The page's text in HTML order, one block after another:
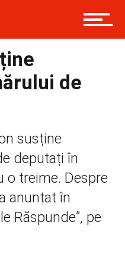
de
susține
deputați în
o treime. Despre
anunțat în
Răspunde”, pe